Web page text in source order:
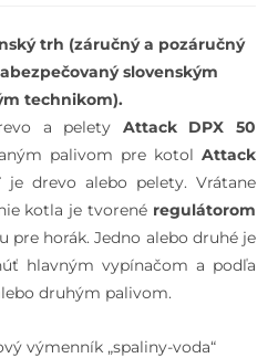
trh (záručný a pozáručný
slovenským
technikom).
a pelety Attack DPX 50
palivom pre kotol Attack
je drevo alebo pelety. Vrátane
kotla je tvorené regulátorom
pre horák. Jedno alebo druhé je
hlavným vypínačom a podľa
druhým palivom.
výmenník „spaliny-voda“